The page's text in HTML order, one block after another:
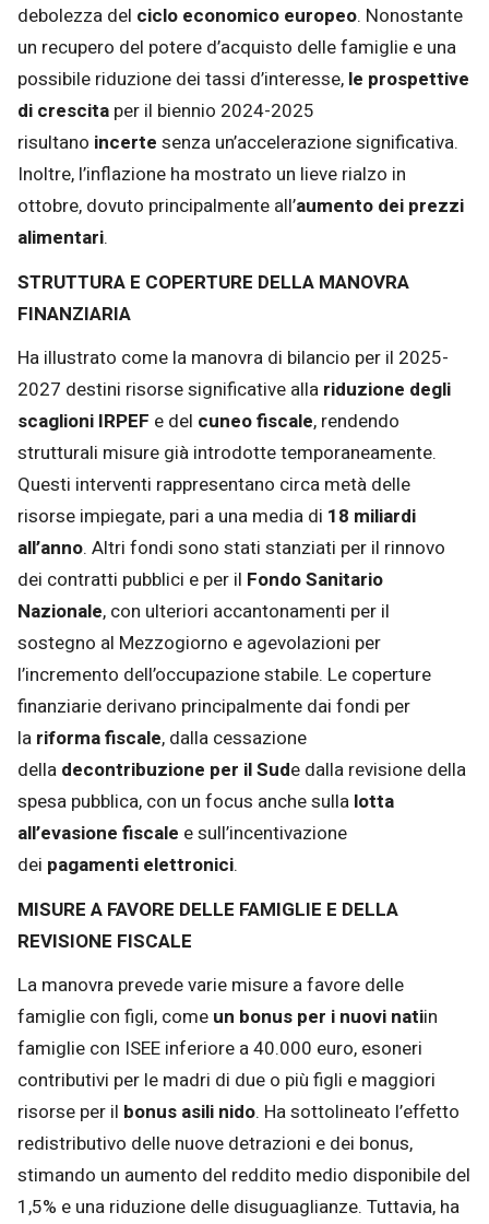
debolezza del ciclo economico europeo. Nonostante
un recupero del potere d’acquisto delle famiglie e una
possibile riduzione dei tassi d’interesse, le prospettive
di crescita per il biennio 2024-2025
risultano incerte senza un’accelerazione significativa.
Inoltre, l’inflazione ha mostrato un lieve rialzo in
ottobre, dovuto principalmente all’aumento dei prezzi
alimentari.
STRUTTURA E COPERTURE DELLA MANOVRA
FINANZIARIA
Ha illustrato come la manovra di bilancio per il 2025-
2027 destini risorse significative alla riduzione degli
scaglioni IRPEF e del cuneo fiscale, rendendo
strutturali misure già introdotte temporaneamente.
Questi interventi rappresentano circa metà delle
risorse impiegate, pari a una media di 18 miliardi
all’anno. Altri fondi sono stati stanziati per il rinnovo
dei contratti pubblici e per il Fondo Sanitario
Nazionale, con ulteriori accantonamenti per il
sostegno al Mezzogiorno e agevolazioni per
l’incremento dell’occupazione stabile. Le coperture
finanziarie derivano principalmente dai fondi per
la riforma fiscale, dalla cessazione
della decontribuzione per il Sude dalla revisione della
spesa pubblica, con un focus anche sulla lotta
all’evasione fiscale e sull’incentivazione
dei pagamenti elettronici.
MISURE A FAVORE DELLE FAMIGLIE E DELLA
REVISIONE FISCALE
La manovra prevede varie misure a favore delle
famiglie con figli, come un bonus per i nuovi natiin
famiglie con ISEE inferiore a 40.000 euro, esoneri
contributivi per le madri di due o più figli e maggiori
risorse per il bonus asili nido. Ha sottolineato l’effetto
redistributivo delle nuove detrazioni e dei bonus,
stimando un aumento del reddito medio disponibile del
1,5% e una riduzione delle disuguaglianze. Tuttavia, ha